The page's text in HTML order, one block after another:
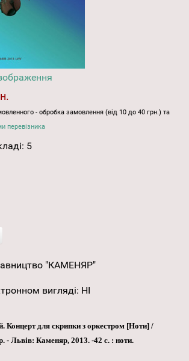
- обробка замовлення (від 10 до 40 грн.) та
перевізника
5
"КАМЕНЯР"
вигляді: НІ
Концерт для скрипки з оркестром [Ноти] /
- Львів: Каменяр, 2013. -42 с. : ноти.